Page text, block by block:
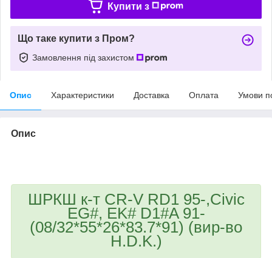
Купити з
Що таке купити з Пром?
Замовлення під захистом
Опис Характеристики Доставка Оплата Умови
Опис
ШРКШ к-т CR-V RD1 95-,Civic
EG#, EK# D1#A 91-
(08/32*55*26*83.7*91) (вир-во
H.D.K.)